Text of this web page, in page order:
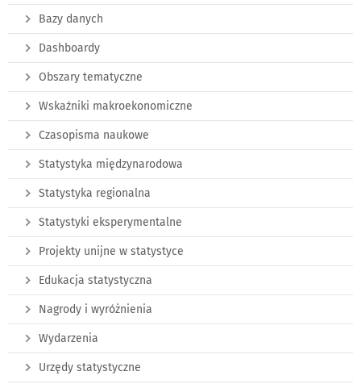
Bazy danych
Dashboardy
Obszary tematyczne
Wskaźniki makroekonomiczne
Czasopisma naukowe
Statystyka międzynarodowa
Statystyka regionalna
Statystyki eksperymentalne
Projekty unijne w statystyce
Edukacja statystyczna
Nagrody i wyróżnienia
Wydarzenia
Urzędy statystyczne